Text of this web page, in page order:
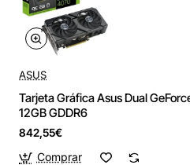
ASUS
Tarjeta Gráfica Asus Dual
12GB GDDR6
842,55€
Comprar